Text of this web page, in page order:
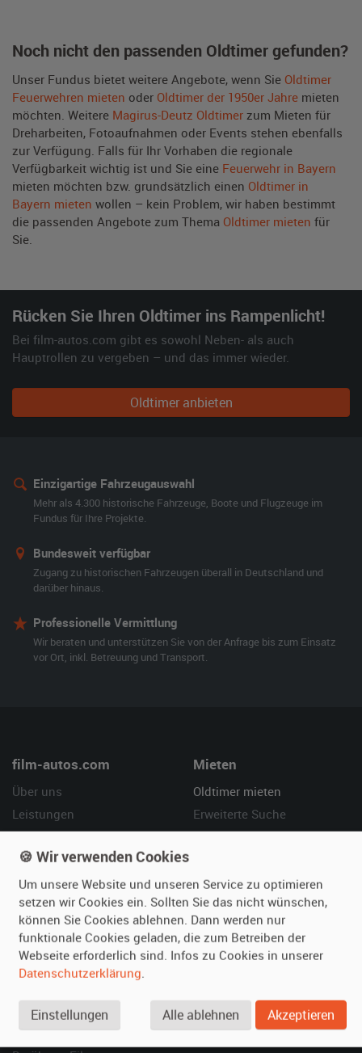
Noch nicht den passenden Oldtimer gefunden?
Unser Fundus bietet weitere Angebote, wenn Sie Oldtimer
Feuerwehren mieten oder Oldtimer der 1950er Jahre mieten
möchten. Weitere Magirus-Deutz Oldtimer zum Mieten für
Dreharbeiten, Fotoaufnahmen oder Events stehen ebenfalls
zur Verfügung. Falls für Ihr Vorhaben die regionale
Verfügbarkeit wichtig ist und Sie eine Feuerwehr in Bayern
mieten möchten bzw. grundsätzlich einen Oldtimer in
Bayern mieten wollen – kein Problem, wir haben bestimmt
die passenden Angebote zum Thema Oldtimer mieten für
Sie.
Rücken Sie Ihren Oldtimer ins Rampenlicht!
Bei film-autos.com gibt es sowohl Neben- als auch
Hauptrollen zu vergeben – und das immer wieder.
Oldtimer anbieten
Einzigartige Fahrzeugauswahl
Mehr als 4.300 historische Fahrzeuge, Boote und Flugzeuge im
Fundus für Ihre Projekte.
Bundesweit verfügbar
Zugang zu historischen Fahrzeugen überall in Deutschland und
darüber hinaus.
Professionelle Vermittlung
Wir beraten und unterstützen Sie von der Anfrage bis zum Einsatz
vor Ort, inkl. Betreuung und Transport.
film-autos.com
Über uns
Leistungen
Referenzen
Kundenmeinungen
Mieten
Oldtimer mieten
Erweiterte Suche
Fragen für Mieter
Vermieten
Oldtimer anmelden
Fotos senden
Fragen für Vermieter
Hilfe
Häufige Fragen (FAQ)
So funktioniert's
🍪 Wir verwenden Cookies
Um unsere Website und unseren Service zu optimieren
setzen wir Cookies ein. Sollten Sie das nicht wünschen,
können Sie Cookies ablehnen. Dann werden nur
funktionale Cookies geladen, die zum Betreiben der
Webseite erforderlich sind. Infos zu Cookies in unserer
Datenschutzerklärung.
Einstellungen Alle ablehnen Akzeptieren